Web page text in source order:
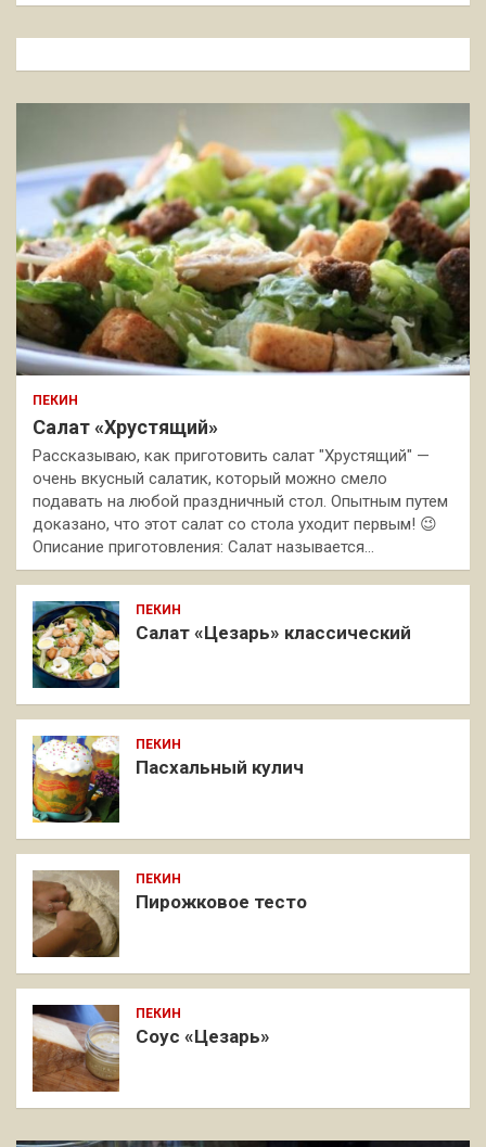
к
ПЕКИН
Салат «Хрустящий»
Рассказываю, как приготовить салат "Хрустящий" —
очень вкусный салатик, который можно смело
подавать на любой праздничный стол. Опытным путем
доказано, что этот салат со стола уходит первым! 😉
Описание приготовления: Салат называется…
ПЕКИН
Салат «Цезарь» классический
ПЕКИН
Пасхальный кулич
ПЕКИН
Пирожковое тесто
ПЕКИН
Соус «Цезарь»